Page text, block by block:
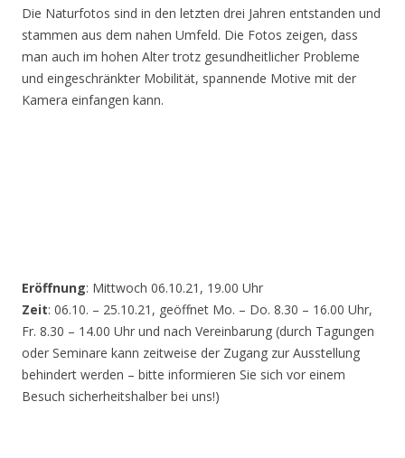
Die Naturfotos sind in den letzten drei Jahren entstanden und
stammen aus dem nahen Umfeld. Die Fotos zeigen, dass
man auch im hohen Alter trotz gesundheitlicher Probleme
und eingeschränkter Mobilität, spannende Motive mit der
Kamera einfangen kann.
Eröffnung: Mittwoch 06.10.21, 19.00 Uhr
Zeit: 06.10. – 25.10.21, geöffnet Mo. – Do. 8.30 – 16.00 Uhr,
Fr. 8.30 – 14.00 Uhr und nach Vereinbarung (durch Tagungen
oder Seminare kann zeitweise der Zugang zur Ausstellung
behindert werden – bitte informieren Sie sich vor einem
Besuch sicherheitshalber bei uns!)